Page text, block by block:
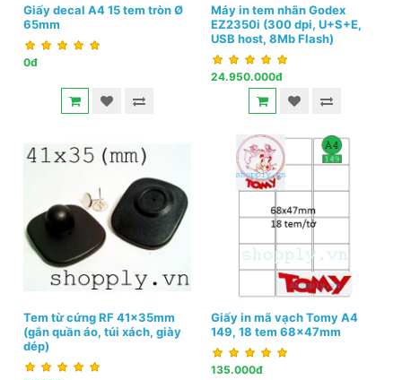
Giấy decal A4 15 tem tròn Ø
65mm
0đ
Máy in tem nhãn Godex
EZ2350i (300 dpi, U+S+E,
USB host, 8Mb Flash)
24.950.000đ
Tem từ cứng RF 41x35mm
(gắn quần áo, túi xách, giày
dép)
Giấy in mã vạch Tomy A4
149, 18 tem 68x47mm
135.000đ